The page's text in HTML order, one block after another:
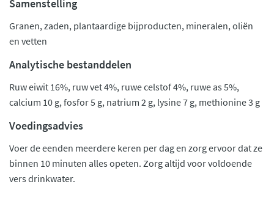
Samenstelling
Granen, zaden, plantaardige bijproducten, mineralen, oliën
en vetten
Analytische bestanddelen
Ruw eiwit 16%, ruw vet 4%, ruwe celstof 4%, ruwe as 5%,
calcium 10 g, fosfor 5 g, natrium 2 g, lysine 7 g, methionine 3 g
Voedingsadvies
Voer de eenden meerdere keren per dag en zorg ervoor dat ze
binnen 10 minuten alles opeten. Zorg altijd voor voldoende
vers drinkwater.